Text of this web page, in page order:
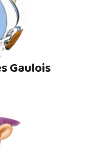
Gaulois